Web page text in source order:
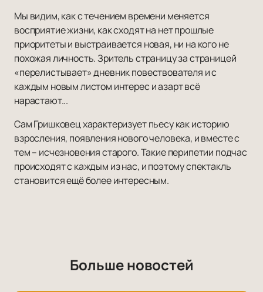
Мы видим, как с течением времени меняется
восприятие жизни, как сходят на нет прошлые
приоритеты и выстраивается новая, ни на кого не
похожая личность. Зритель страницу за страницей
«перелистывает» дневник повествователя и с
каждым новым листом интерес и азарт всё
нарастают...
Сам Гришковец характеризует пьесу как историю
взросления, появления нового человека, и вместе с
тем – исчезновения старого. Такие перипетии подчас
происходят с каждым из нас, и поэтому спектакль
становится ещё более интересным.
Больше новостей